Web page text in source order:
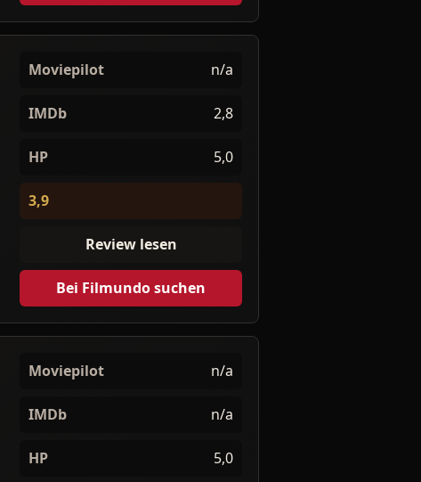
Moviepilot n/a
IMDb 2,8
HP 5,0
3,9
Review lesen
Bei Filmundo suchen
Moviepilot n/a
IMDb n/a
HP 5,0